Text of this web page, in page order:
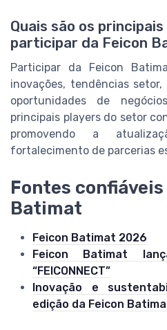
Quais são os
participar da Feicon
Participar da Feicon
inovações, tendências
oportunidades de
principais players do setor
promovendo a
fortalecimento de parcerias
Fontes
Batimat
Feicon Batimat 2026
Feicon Batimat
“FEICONNECT”
Inovação e
edição da Feicon